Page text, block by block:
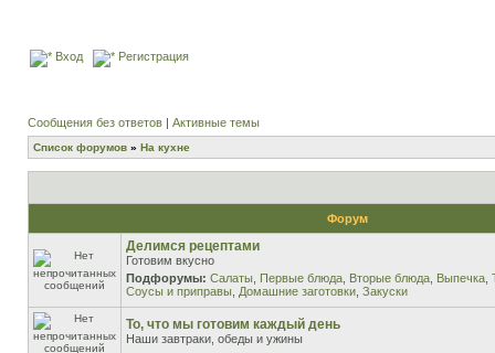
Вход Регистрация
Сообщения без ответов | Активные темы
Список форумов » На кухне
Форум
Делимся рецептами
Готовим вкусно
Подфорумы: Салаты Первые блюда Вторые блюда Выпечка
Соусы и приправы Домашние заготовки Закуски
То, что мы готовим каждый день
Наши завтраки, обеды и ужины